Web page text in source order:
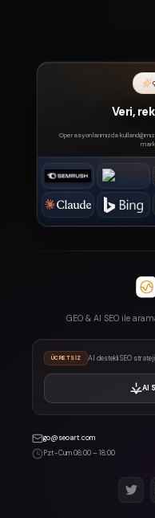
Veri,
Operasyonlarımızda
GEO & AI SEO ile
ÜCRETSIZ AI destekli SEO
AI
go@seoart.com
Pzt-Cum 08:00 – 18:00